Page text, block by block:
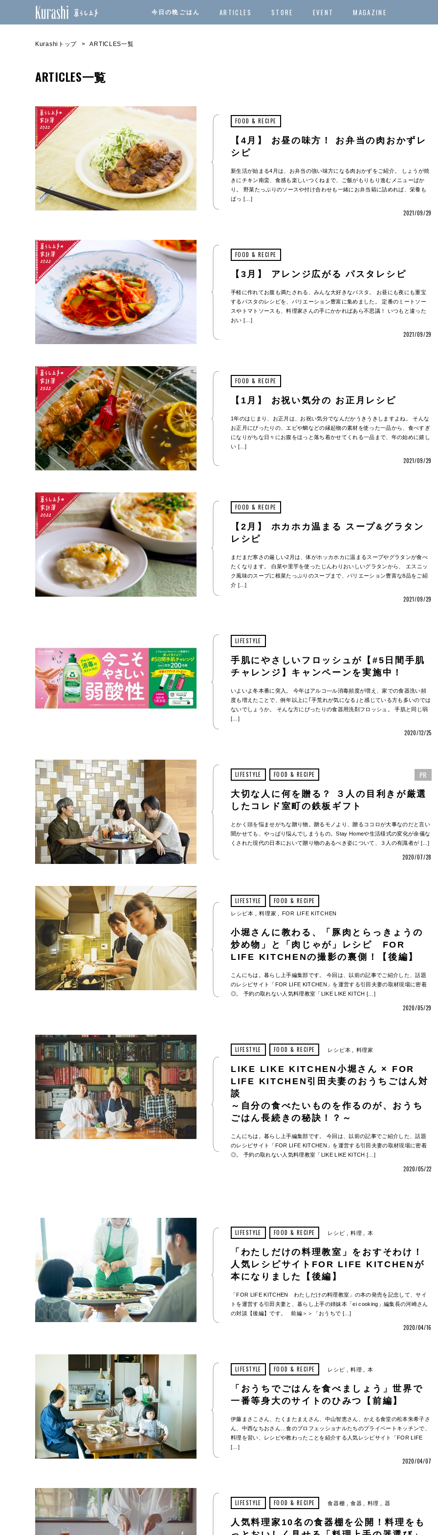
今日の晩ごはん ARTICLES STORE EVENT MAGAZINE
Kurashiトップ ARTICLES一覧
ARTICLES一覧
FOOD & RECIPE
【4月】 お昼の味方！ お弁当の肉おかずレ
シピ
新生活が始まる4月は、お弁当の強い味方になる肉おかずをご紹介。 しょうが焼
きにチキン南蛮、食感も楽しいつくねまで、ご飯がもりもり進むメニューばか
り。 野菜たっぷりのソースや付け合わせも一緒にお弁当箱に詰めれば、栄養も
ばっ […]
2021/09/29
FOOD & RECIPE
【3月】 アレンジ広がる パスタレシピ
手軽に作れてお腹も満たされる、みんな大好きなパスタ。 お昼にも夜にも重宝
するパスタのレシピを、バリエーション豊富に集めました。 定番のミートソー
スやトマトソースも、料理家さんの手にかかればあら不思議！ いつもと違った
おい […]
2021/09/29
FOOD & RECIPE
【1月】 お祝い気分の お正月レシピ
1年のはじまり、お正月は、お祝い気分でなんだかうきうきしますよね。 そんな
お正月にぴったりの、エビや鯛などの縁起物の素材を使った一品から、食べすぎ
になりがちな日々にお腹をほっと落ち着かせてくれる一品まで、年の始めに嬉し
い […]
2021/09/29
FOOD & RECIPE
【2月】 ホカホカ温まる スープ&グラタン
レシピ
まだまだ寒さの厳しい2月は、体がホッカホカに温まるスープやグラタンが食べ
たくなります。 白菜や里芋を使ったじんわりおいしいグラタンから、 エスニッ
ク風味のスープに根菜たっぷりのスープまで、バリエーション豊富な8品をご紹
介 […]
2021/09/29
LIFESTYLE
手肌にやさしいフロッシュが【#5日間手肌
チャレンジ】キャンペーンを実施中！
いよいよ冬本番に突入。 今年はアルコ―ル消毒頻度が増え、家での食器洗い頻
度も増えたことで、例年以上に｢手荒れが気になる｣と感じている方も多いのでは
ないでしょうか。 そんな方にぴったりの食器用洗剤フロッシュ。 手肌と同じ弱
[…]
2020/12/25
LIFESTYLE FOOD & RECIPE PR
大切な人に何を贈る？ ３人の目利きが厳選
したコレド室町の鉄板ギフト
とかく頭を悩ませがちな贈り物。贈るモノより、贈るココロが大事なのだと言い
聞かせても、やっぱり悩んでしまうもの。Stay Homeや生活様式の変化が余儀な
くされた現代の日本において贈り物のあるべき姿について、３人の有識者が […]
2020/07/28
LIFESTYLE FOOD & RECIPE
レシピ本 料理家 FOR LIFE KITCHEN
小堀さんに教わる、「豚肉とらっきょうの
炒め物」と「肉じゃが」レシピ FOR
LIFE KITCHENの撮影の裏側！【後編】
こんにちは。暮らし上手編集部です。 今回は、以前の記事でご紹介した、話題
のレシピサイト「FOR LIFE KITCHEN」を運営する引田夫妻の取材現場に密着
◎。 予約の取れない人気料理教室「LIKE LIKE KITCH […]
2020/05/29
LIFESTYLE FOOD & RECIPE レシピ本 料理家
LIKE LIKE KITCHEN小堀さん × FOR
LIFE KITCHEN引田夫妻のおうちごはん対
談
～自分の食べたいものを作るのが、おうち
ごはん長続きの秘訣！？～
こんにちは。暮らし上手編集部です。 今回は、以前の記事でご紹介した、話題
のレシピサイト「FOR LIFE KITCHEN」を運営する引田夫妻の取材現場に密着
◎。 予約の取れない人気料理教室「LIKE LIKE KITCH […]
2020/05/22
LIFESTYLE FOOD & RECIPE レシピ 料理 本
「わたしだけの料理教室」をおすそわけ！
人気レシピサイトFOR LIFE KITCHENが
本になりました【後編】
「FOR LIFE KITCHEN わたしだけの料理教室」の本の発売を記念して、サイ
トを運営する引田夫妻と、暮らし上手の姉妹本「ei cooking」編集長の河崎さん
の対談【後編】です。 前編＞＞「おうちで […]
2020/04/16
LIFESTYLE FOOD & RECIPE レシピ 料理 本
「おうちでごはんを食べましょう」世界で
一番等身大のサイトのひみつ【前編】
伊藤まさこさん、たくまたまえさん、中山智恵さん、かえる食堂の松本朱希子さ
ん、中西なちおさん…食のプロフェッショナルたちのプライベートキッチンで、
料理を習い、レシピや教わったことを紹介する人気レシピサイト「FOR LIFE
[…]
2020/04/07
LIFESTYLE FOOD & RECIPE 食器棚 食器 料理 器
人気料理家10名の食器棚を公開！料理をも